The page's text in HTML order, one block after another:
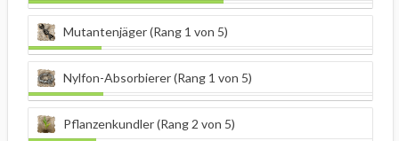
Mutantenjäger (Rang 1 von 5)
Nylfon-Absorbierer (Rang 1 von 5)
Pflanzenkundler (Rang 2 von 5)